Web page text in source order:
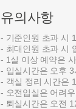
유의사항
‐ 기준인원 초과 시
‐ 최대인원 초과 시
‐ 1실 이상 예약은
‐ 입실시간은 오후
‐ 객실 정리 시간은
‐ 오전입실은 어려
‐ 퇴실시간은 오전